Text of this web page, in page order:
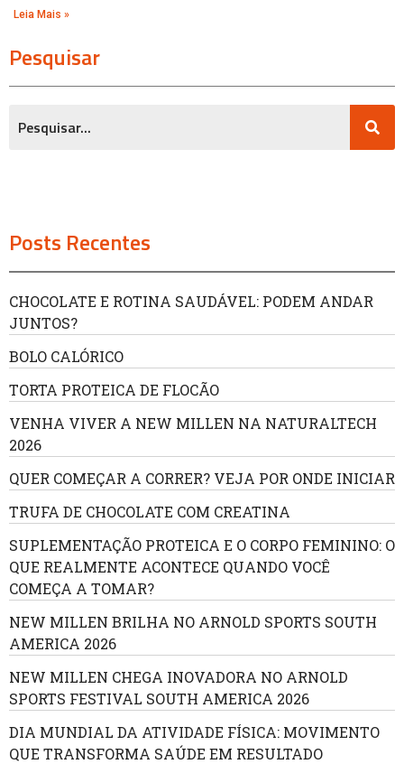
Leia Mais »
Pesquisar
Posts Recentes
CHOCOLATE E ROTINA SAUDÁVEL: PODEM ANDAR
JUNTOS?
BOLO CALÓRICO
TORTA PROTEICA DE FLOCÃO
VENHA VIVER A NEW MILLEN NA NATURALTECH
2026
QUER COMEÇAR A CORRER? VEJA POR ONDE INICIAR
TRUFA DE CHOCOLATE COM CREATINA
SUPLEMENTAÇÃO PROTEICA E O CORPO FEMININO: O
QUE REALMENTE ACONTECE QUANDO VOCÊ
COMEÇA A TOMAR?
NEW MILLEN BRILHA NO ARNOLD SPORTS SOUTH
AMERICA 2026
NEW MILLEN CHEGA INOVADORA NO ARNOLD
SPORTS FESTIVAL SOUTH AMERICA 2026
DIA MUNDIAL DA ATIVIDADE FÍSICA: MOVIMENTO
QUE TRANSFORMA SAÚDE EM RESULTADO